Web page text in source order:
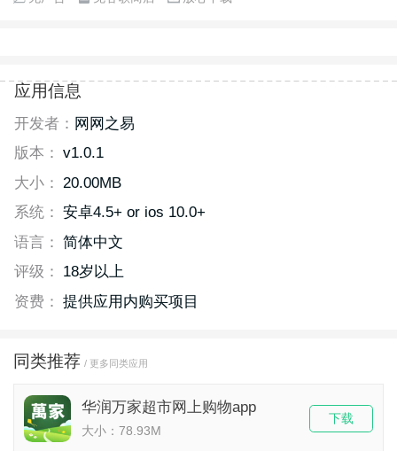
应用信息
开发者： 网网之易
版本： v1.0.1
大小：
20.00MB
系统： 安卓4.5+ or ios 10.0+
语言： 简体中文
评级：
18岁以上
资费： 提供应用内购买项目
同类推荐 / 更多同类应用
华润万家超市网上购物app
大小：78.93M
下载